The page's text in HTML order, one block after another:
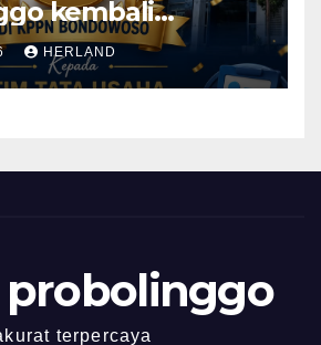
kembali
Prestasi yang
HERLAND
probolinggo
terpercaya